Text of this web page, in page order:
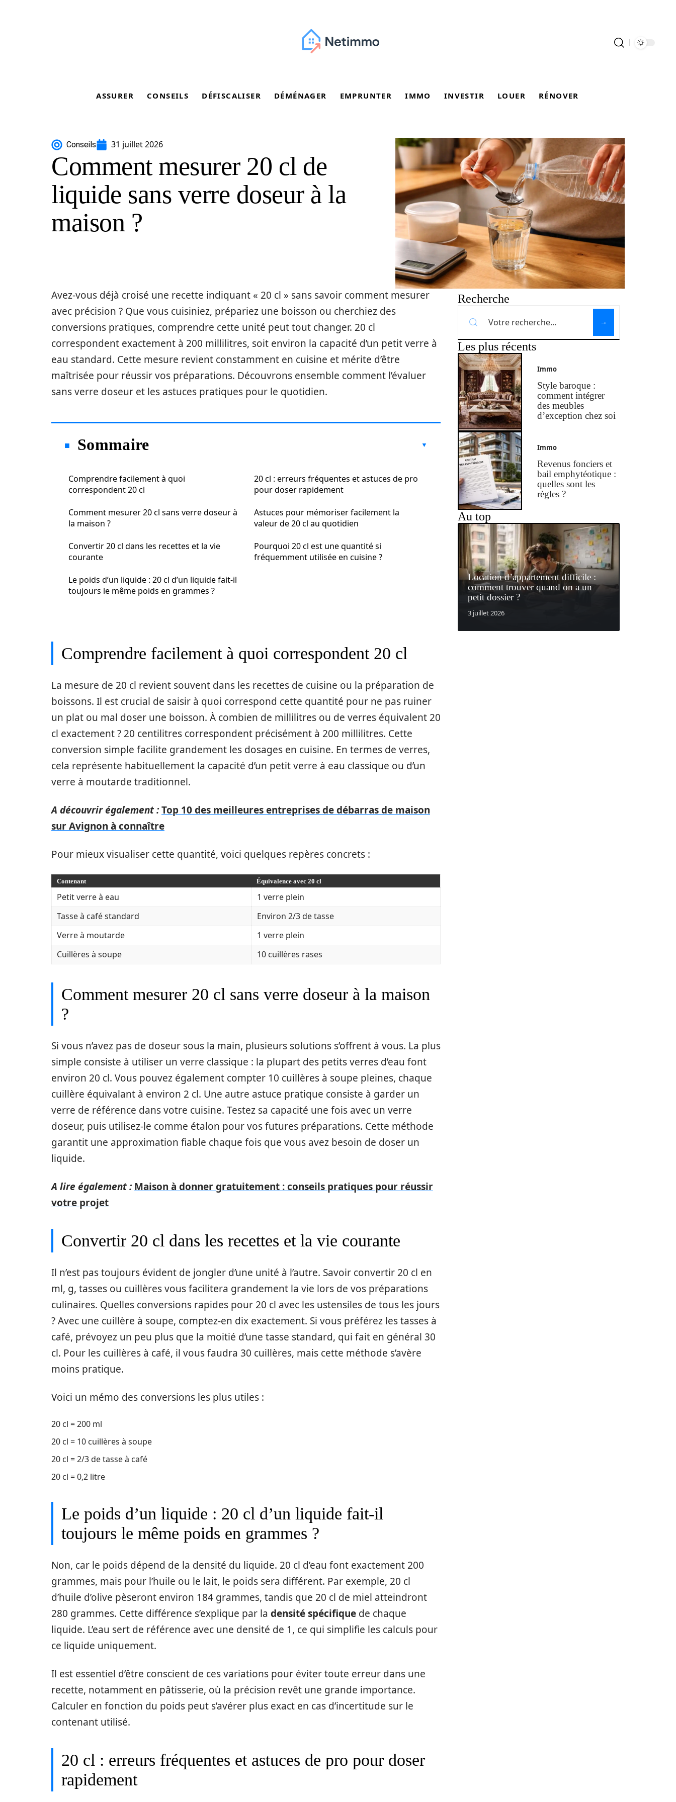
ASSURER CONSEILS DÉFISCALISER DÉMÉNAGER EMPRUNTER IMMO INVESTIR LOUER RÉNOVER
Conseils 31 juillet 2026
Comment mesurer 20 cl de
liquide sans verre doseur à la
maison ?
Avez-vous déjà croisé une recette indiquant « 20 cl » sans savoir comment mesurer
avec précision ? Que vous cuisiniez, prépariez une boisson ou cherchiez des
conversions pratiques, comprendre cette unité peut tout changer. 20 cl
correspondent exactement à 200 millilitres, soit environ la capacité d’un petit verre à
eau standard. Cette mesure revient constamment en cuisine et mérite d’être
maîtrisée pour réussir vos préparations. Découvrons ensemble comment l’évaluer
sans verre doseur et les astuces pratiques pour le quotidien.
Sommaire
Comprendre facilement à quoi
correspondent 20 cl
Comment mesurer 20 cl sans verre doseur à
la maison ?
Convertir 20 cl dans les recettes et la vie
courante
Le poids d’un liquide : 20 cl d’un liquide fait-il
toujours le même poids en grammes ?
20 cl : erreurs fréquentes et astuces de pro
pour doser rapidement
Astuces pour mémoriser facilement la
valeur de 20 cl au quotidien
Pourquoi 20 cl est une quantité si
fréquemment utilisée en cuisine ?
Comprendre facilement à quoi correspondent 20 cl
La mesure de 20 cl revient souvent dans les recettes de cuisine ou la préparation de
boissons. Il est crucial de saisir à quoi correspond cette quantité pour ne pas ruiner
un plat ou mal doser une boisson. À combien de millilitres ou de verres équivalent 20
cl exactement ? 20 centilitres correspondent précisément à 200 millilitres. Cette
conversion simple facilite grandement les dosages en cuisine. En termes de verres,
cela représente habituellement la capacité d’un petit verre à eau classique ou d’un
verre à moutarde traditionnel.
A découvrir également :Top 10 des meilleures entreprises de débarras de maison
sur Avignon à connaître
Pour mieux visualiser cette quantité, voici quelques repères concrets :
Contenant Équivalence avec 20 cl
Petit verre à eau
1 verre plein
Tasse à café standard
Environ 2/3 de tasse
Verre à moutarde
1 verre plein
Cuillères à soupe
10 cuillères rases
Comment mesurer 20 cl sans verre doseur à la maison
?
Si vous n’avez pas de doseur sous la main, plusieurs solutions s’offrent à vous. La plus
simple consiste à utiliser un verre classique : la plupart des petits verres d’eau font
environ 20 cl. Vous pouvez également compter 10 cuillères à soupe pleines, chaque
cuillère équivalant à environ 2 cl. Une autre astuce pratique consiste à garder un
verre de référence dans votre cuisine. Testez sa capacité une fois avec un verre
doseur, puis utilisez-le comme étalon pour vos futures préparations. Cette méthode
garantit une approximation fiable chaque fois que vous avez besoin de doser un
liquide.
A lire également : Maison à donner gratuitement : conseils pratiques pour réussir
votre projet
Convertir 20 cl dans les recettes et la vie courante
Il n’est pas toujours évident de jongler d’une unité à l’autre. Savoir convertir 20 cl en
ml, g, tasses ou cuillères vous facilitera grandement la vie lors de vos préparations
culinaires. Quelles conversions rapides pour 20 cl avec les ustensiles de tous les jours
? Avec une cuillère à soupe, comptez-en dix exactement. Si vous préférez les tasses à
café, prévoyez un peu plus que la moitié d’une tasse standard, qui fait en général 30
cl. Pour les cuillères à café, il vous faudra 30 cuillères, mais cette méthode s’avère
moins pratique.
Voici un mémo des conversions les plus utiles :
20 cl = 200 ml
20 cl = 10 cuillères à soupe
20 cl = 2/3 de tasse à café
20 cl = 0,2 litre
Le poids d’un liquide : 20 cl d’un liquide fait-il
toujours le même poids en grammes ?
Non, car le poids dépend de la densité du liquide. 20 cl d’eau font exactement 200
grammes, mais pour l’huile ou le lait, le poids sera différent. Par exemple, 20 cl
d’huile d’olive pèseront environ 184 grammes, tandis que 20 cl de miel atteindront
280 grammes. Cette différence s’explique par la densité spécifique de chaque
liquide. L’eau sert de référence avec une densité de 1, ce qui simplifie les calculs pour
ce liquide uniquement.
Il est essentiel d’être conscient de ces variations pour éviter toute erreur dans une
recette, notamment en pâtisserie, où la précision revêt une grande importance.
Calculer en fonction du poids peut s’avérer plus exact en cas d’incertitude sur le
contenant utilisé.
20 cl : erreurs fréquentes et astuces de pro pour doser
rapidement
Recherche
Les plus récents
Immo
Style baroque :
comment intégrer
des meubles
d’exception chez soi
Immo
Revenus fonciers et
bail emphytéotique :
quelles sont les
règles ?
Au top
Location d’appartement difficile :
comment trouver quand on a un
petit dossier ?
3 juillet 2026